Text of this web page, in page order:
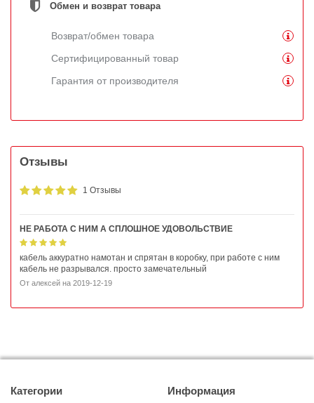
Обмен и возврат товара
Возврат/обмен товара
Сертифицированный товар
Гарантия от производителя
Отзывы
1 Отзывы
НЕ РАБОТА С НИМ А СПЛОШНОЕ УДОВОЛЬСТВИЕ
кабель аккуратно намотан и спрятан в коробку, при работе с ним
кабель не разрывался. просто замечательный
От алексей на 2019-12-19
Категории Информация